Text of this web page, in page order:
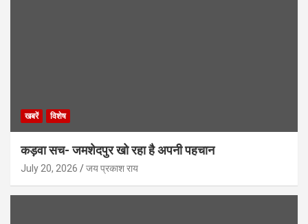
खबरें विशेष
कड़वा सच- जमशेदपुर खो रहा है अपनी पहचान
July 20, 2026 जय प्रकाश राय